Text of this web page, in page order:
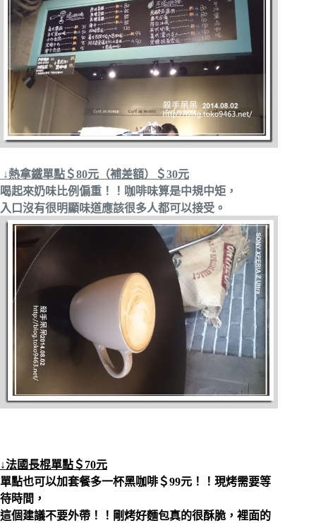
↓熱拿鐵單點＄80元（補差額）＄30元
喝起來奶味比例偏重！！咖啡味算是中規中矩，
入口沒有很明顯味道應該很多人都可以接受。
↓法國長棍單點＄70元
單點也可以加套餐多一杯黑咖啡＄99元！！現烤需要等
待時間，
這個建議不要外帶！！剛烤好麵包真的很酥脆，裡面的